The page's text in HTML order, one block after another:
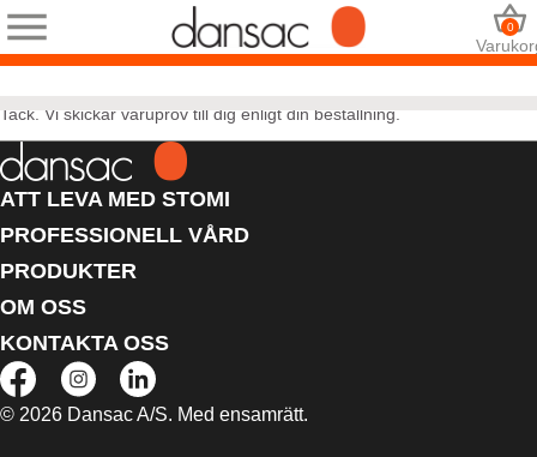
0
Tack. Vi skickar varuprov till dig enligt din beställning.
ATT LEVA MED STOMI
PROFESSIONELL VÅRD
PRODUKTER
OM OSS
KONTAKTA OSS
© 2026 Dansac A/S. Med ensamrätt.